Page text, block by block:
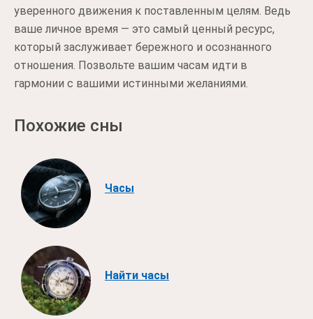
уверенного движения к поставленным целям. Ведь
ваше личное время — это самый ценный ресурс,
который заслуживает бережного и осознанного
отношения. Позвольте вашим часам идти в
гармонии с вашими истинными желаниями.
Похожие сны
Часы
Найти часы